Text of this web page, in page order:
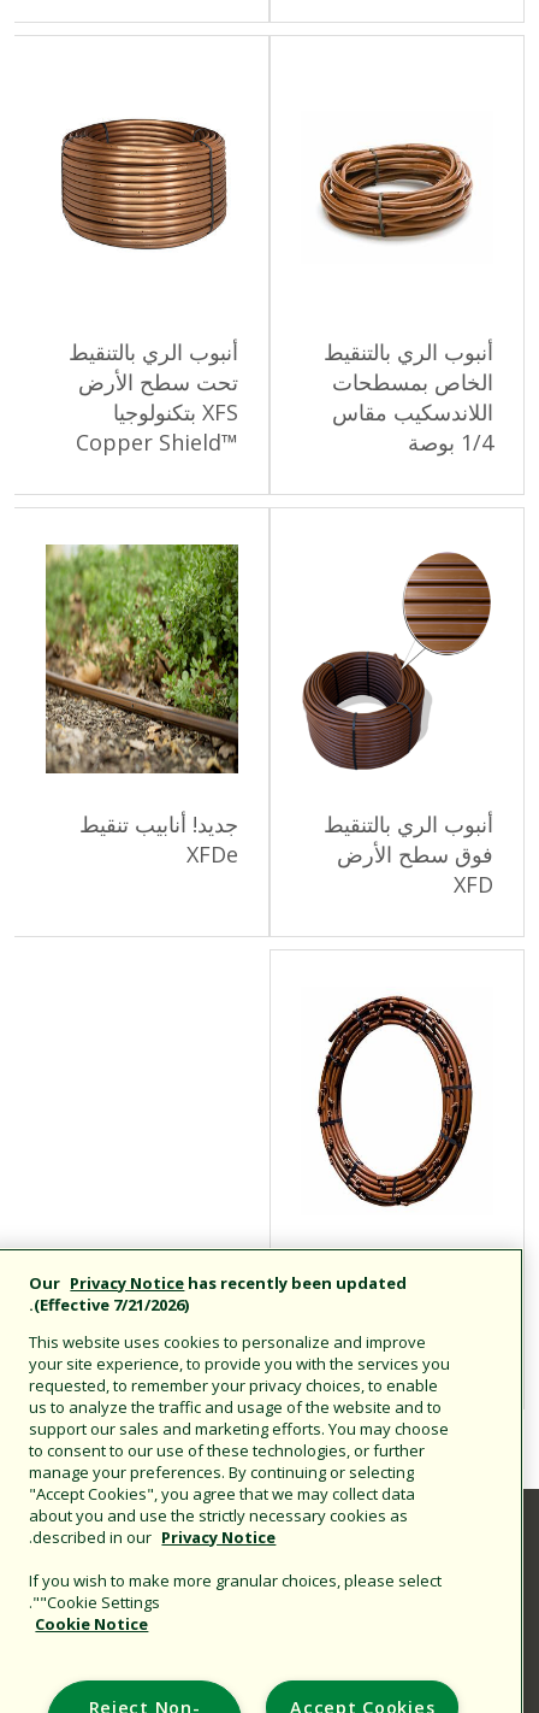
أنبوب الري بالتنقيط
الخاص بمسطحات
اللاندسكيب مقاس
1/4 بوصة
أنبوب الري بالتنقيط
تحت سطح الأرض
XFS بتكنولوجيا
أنبوب الري بالتنقيط
فوق سطح الأرض
XFD
جديد! أنابيب تنقيط
XFDe
بالتنقيط (أنبوب التوزيع
التنقيط) QF
Additional Sites
Our Privacy Noticehas recently been updated
(Effective 7/21/2026).
This website uses cookies to personalize and improve
your site experience, to provide you with the services you
requested, to remember your privacy choices, to enable
us to analyze the traffic and usage of the website and to
support our sales and marketing efforts. You may choose
to consent to our use of these technologies, or further
manage your preferences. By continuing or selecting
"Accept Cookies", you agree that we may collect data
about you and use the strictly necessary cookies as
described in our Privacy Notice
.
If you wish to make more granular choices, please select
"Cookie Settings".
Cookie Notice
Accept Cookies
Reject Non-